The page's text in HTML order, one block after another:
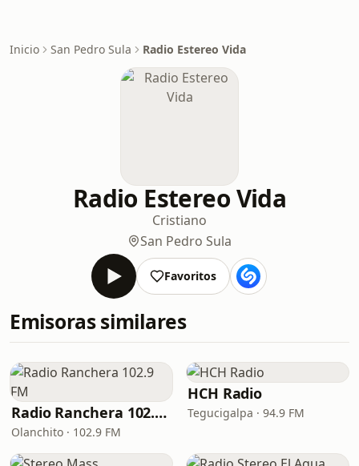
Inicio San Pedro Sula Radio Estereo Vida
Radio Estereo Vida
Cristiano
San Pedro Sula
Favoritos
Emisoras similares
Radio Ranchera 102.9 FM
Olanchito · 102.9 FM
HCH Radio
Tegucigalpa · 94.9 FM